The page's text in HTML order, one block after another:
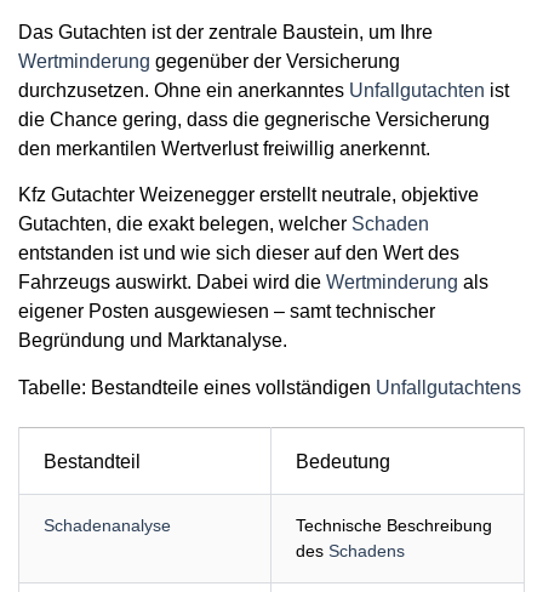
Das Gutachten ist der zentrale Baustein, um Ihre
Wertminderung gegenüber der Versicherung
durchzusetzen. Ohne ein anerkanntes Unfallgutachten ist
die Chance gering, dass die gegnerische Versicherung
den merkantilen Wertverlust freiwillig anerkennt.
Kfz Gutachter Weizenegger erstellt neutrale, objektive
Gutachten, die exakt belegen, welcher Schaden
entstanden ist und wie sich dieser auf den Wert des
Fahrzeugs auswirkt. Dabei wird die Wertminderung als
eigener Posten ausgewiesen – samt technischer
Begründung und Marktanalyse.
Tabelle: Bestandteile eines vollständigen Unfallgutachtens
Bestandteil Bedeutung
Schadenanalyse
Technische Beschreibung
des Schadens